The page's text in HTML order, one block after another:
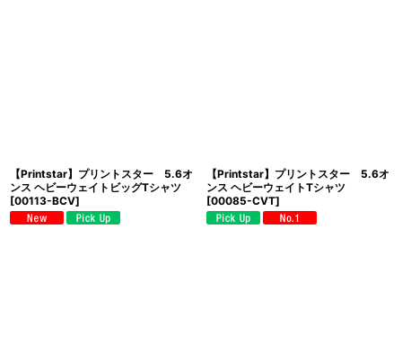
【Printstar】プリントスター 5.6オ
ンス ヘビーウェイトビッグTシャツ
[00113-BCV]
【Printstar】プリントスター 5.6オ
ンス ヘビーウェイトTシャツ
[00085-CVT]